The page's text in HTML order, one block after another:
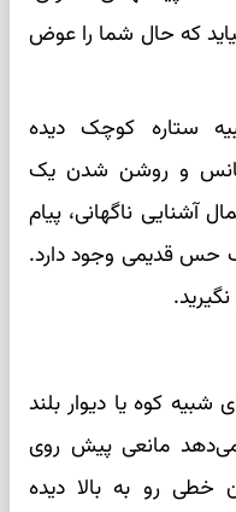
که حال شما را عوض
ستاره کوچک دیده
و روشن شدن یک
آشنایی ناگهانی، پیام
حس قدیمی وجود دارد.
کوه یا دیوار بلند
مانعی پیش روی
خطی رو به بالا دیده